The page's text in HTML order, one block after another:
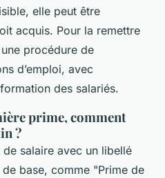
elle peut être
acquis. Pour la remettre
procédure de
d’emploi, avec
des salariés.
prime, comment
?
salaire avec un libellé
base, comme "Prime de